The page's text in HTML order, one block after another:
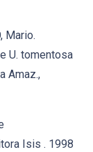
Mario.
U. tomentosa
Amaz.,
Isis . 1998